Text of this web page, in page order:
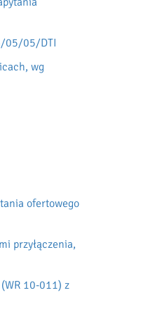
05/05/DTI
wg
ofertowego
przyłączenia,
10-011) z